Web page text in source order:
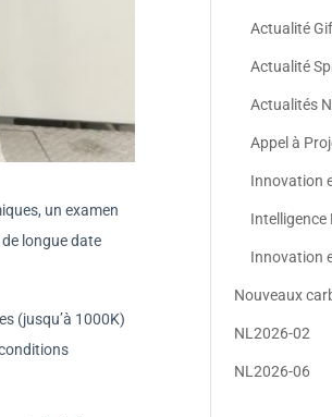
un examen
longue date
(jusqu’à 1000K)
Actualité
Actualité
Actualités
Appel à
Innovation
Intelligence
Innovation
Nouveaux
NL2026-02
NL2026-06